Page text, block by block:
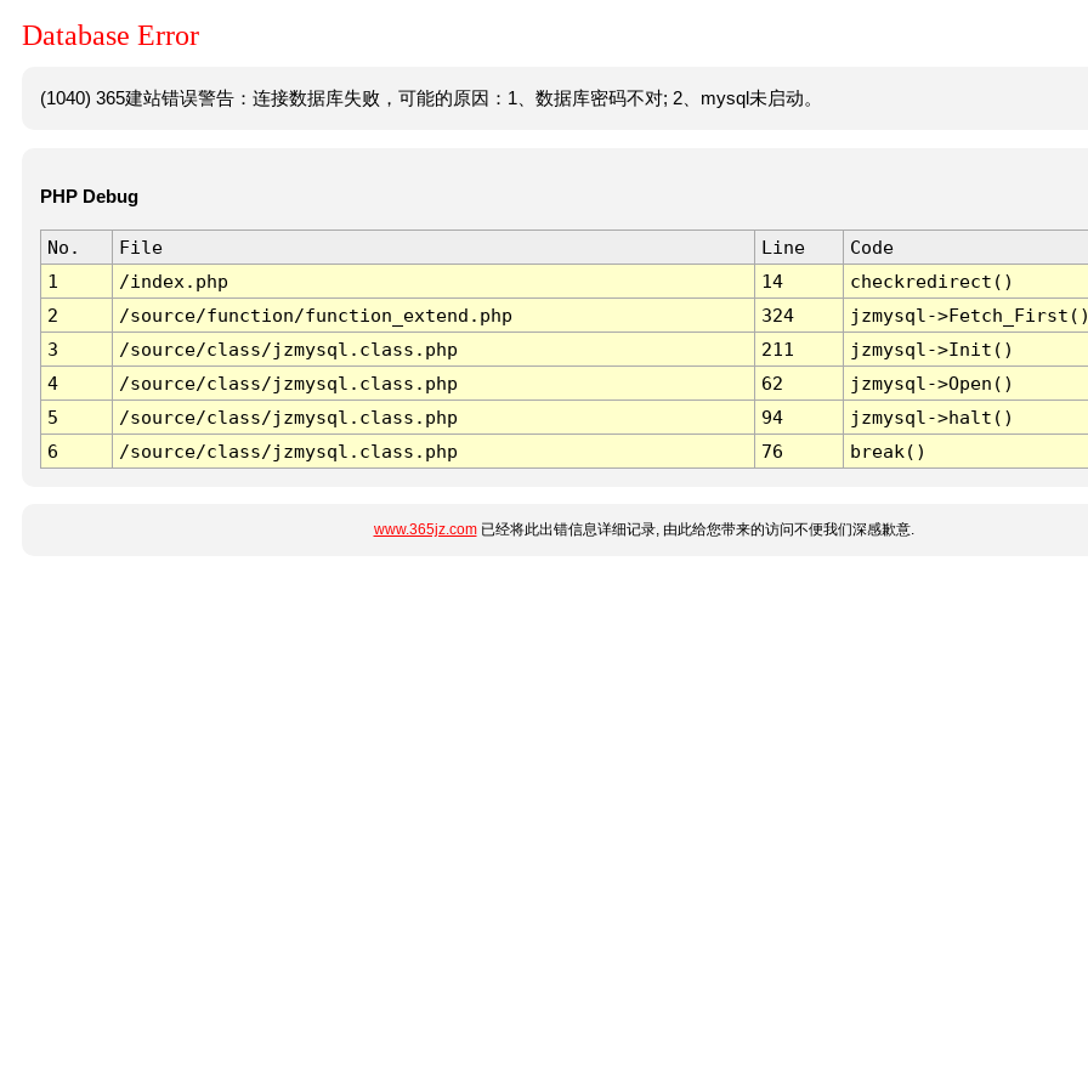
Database Error
(1040) 365建站错误警告：连接数据库失败，可能的原因：1、数据库密码不对; 2、mysql未启动。
PHP Debug
No. File Line
Code
1
/index.php 14
checkredirect()
2
/source/function/function_extend.php 324
jzmysql-
3
/source/class/jzmysql.class.php 211
jzmysql->Init()
4
/source/class/jzmysql.class.php 62
jzmysql->Open()
5
/source/class/jzmysql.class.php 94
jzmysql->halt()
6
/source/class/jzmysql.class.php 76 break()
www.365jz.com已经将此出错信息详细记录, 由此给您带来的访问不便我们深感歉意.